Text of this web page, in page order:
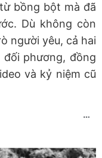
bồng bột mà đã
Dù không còn
người yêu, cả hai
phương, đồng
và kỷ niệm cũ